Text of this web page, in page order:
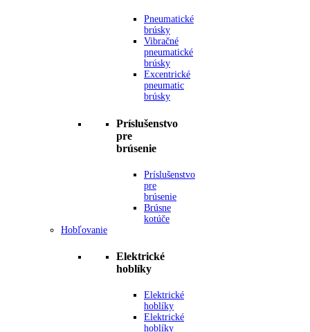
Pneumatické
brúsky
Vibračné
pneumatické
brúsky
Excentrické
pneumatic
brúsky
Príslušenstvo
pre
brúsenie
Príslušenstvo
pre
brúsenie
Brúsne
kotúče
Hobľovanie
Elektrické
hoblíky
Elektrické
hoblíky
Elektrické
hoblíky